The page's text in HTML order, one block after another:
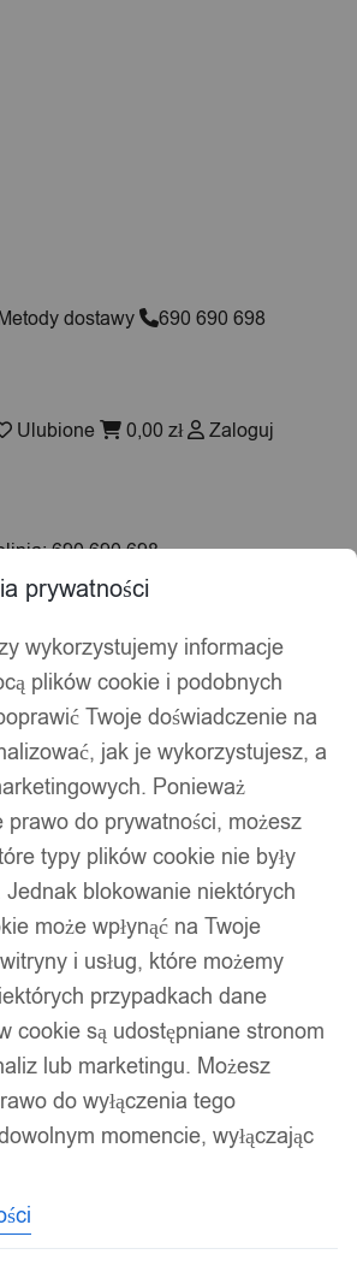
dostawy 690 690 698
Ulubione 0,00 zł
Zaloguj
690 690 698
Ulubione 0,00 zł
produktu: Wysokość / 17
wyniku
Kolejność
prywatności
wykorzystujemy informacje
plików cookie i podobnych
Twoje doświadczenie na
jak je wykorzystujesz, a
Ponieważ
prawo do prywatności, możesz
typy plików cookie nie były
blokowanie niektórych
może wpłynąć na Twoje
i usług, które możemy
przypadkach dane
cookie są udostępniane stronom
lub marketingu. Możesz
do wyłączenia tego
momencie, wyłączając